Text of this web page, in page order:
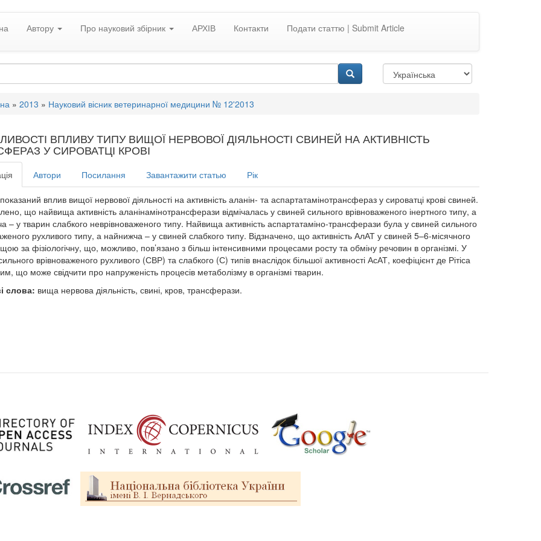
Автору Про науковий збірник АРХІВ Контакти Подати статтю | Submit Article
» 2013 » Науковий вісник ветеринарної медицини № 12'2013
ВПЛИВУ ТИПУ ВИЩОЇ НЕРВОВОЇ ДІЯЛЬНОСТІ СВИНЕЙ НА АКТИВНІСТЬ
У СИРОВАТЦІ КРОВІ
Автори Посилання Завантажити статью Рік
показаний вплив вищої нервової діяльності на активність аланін- та аспартатамінотрансфераз у сироватці крові свиней.
що найвища активність аланінамінотрансферази відмічалась у свиней сильного врівноваженого інертного типу, а
– у тварин слабкого неврівноваженого типу. Найвища активність аспартатаміно-трансферази була у свиней сильного
рухливого типу, а найнижча – у свиней слабкого типу. Відзначено, що активність АлАТ у свиней 5–6-місячного
за фізіологічну, що, можливо, пов’язано з більш інтенсивними процесами росту та обміну речовин в організмі. У
врівноваженого рухливого (СВР) та слабкого (С) типів внаслідок більшої активності АсАТ, коефіцієнт де Рітіса
що може свідчити про напруженість процесів метаболізму в організмі тварин.
слова: вища нервова діяльність, свині, кров, трансферази.